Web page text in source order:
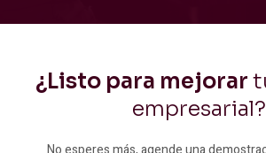
¿Listo para mejorar
empresarial?